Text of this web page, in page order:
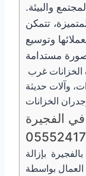
والبيئة.
تتمكن
وتوسيع
وآلات حديثة
الفجيرة
بإزالة
بواسطة